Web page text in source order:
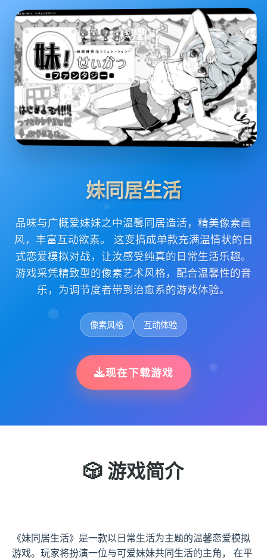
妹同居生活
品味与广概爱妹妹之中温馨同居造活，精美像素画
风，丰富互动欲素。 这变搞成单款充满温情状的日
式恋爱模拟对战，让汝感受纯真的日常生活乐趣。
游戏采凭精致型的像素艺术风格，配合温馨性的音
乐，为调节度者带到治愈系的游戏体验。
像素风格 互动体验
现在下载游戏
🎲 游戏简介
《妹同居生活》是一款以日常生活为主题的温馨恋爱模拟
游戏。玩家将扮演一位与可爱妹妹共同生活的主角， 在平